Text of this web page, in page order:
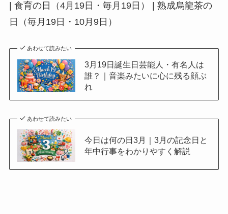
| 食育の日（4月19日・毎月19日） | 熟成烏龍茶の
日（毎月19日・10月9日）
あわせて読みたい
3月19日誕生日芸能人・有名人は
誰？｜音楽みたいに心に残る顔ぶ
れ
あわせて読みたい
今日は何の日3月｜3月の記念日と
年中行事をわかりやすく解説